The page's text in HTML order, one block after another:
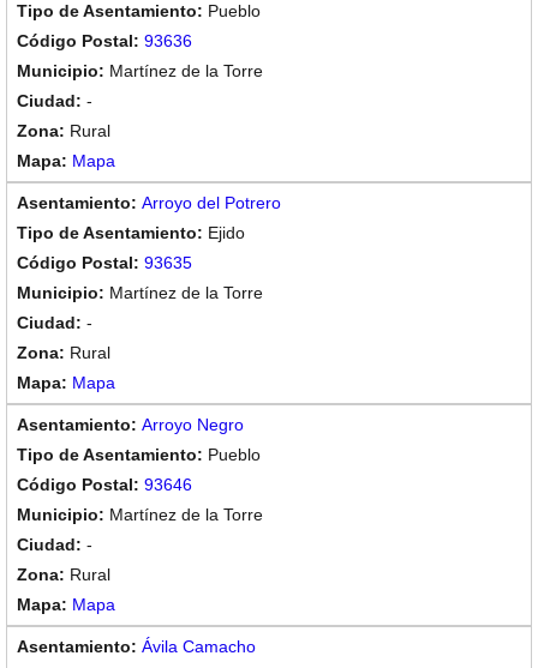
Pueblo
93636
Martínez de la Torre
-
Rural
Mapa
Arroyo del Potrero
Ejido
93635
Martínez de la Torre
-
Rural
Mapa
Arroyo Negro
Pueblo
93646
Martínez de la Torre
-
Rural
Mapa
Ávila Camacho